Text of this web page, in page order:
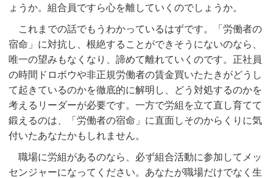
ょうか。組合員ですら心を離していくのでしょうか。
これまでの話でもうわかっているはずです。「労働者の
宿命」に対抗し、根絶することができそうにないのなら、
唯一の望みもなくなり、諦めて離れていくのです。正社員
の時間ドロボウや非正規労働者の賃金買いたたきがどうし
て起きているのかを徹底的に解明し、どう対処するのかを
考えるリーダーが必要です。一方で労組を立て直し育てて
鍛えるのは、「労働者の宿命」に直面しそのからくりに気
付いたあなたかもしれません。
職場に労組があるのなら、必ず組合活動に参加してメッ
センジャーになってください。あなたが職場だけでなく生